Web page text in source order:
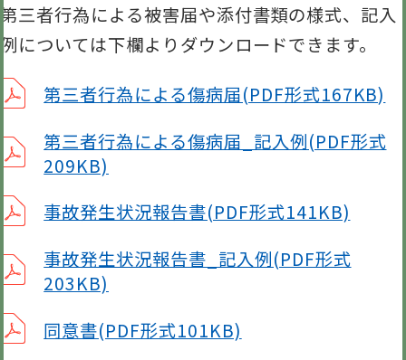
第三者行為による被害届や添付書類の様式、記入
例については下欄よりダウンロードできます。
第三者行為による傷病届(PDF形式167KB)
第三者行為による傷病届_記入例(PDF形式
209KB)
事故発生状況報告書(PDF形式141KB)
事故発生状況報告書_記入例(PDF形式
203KB)
同意書(PDF形式101KB)